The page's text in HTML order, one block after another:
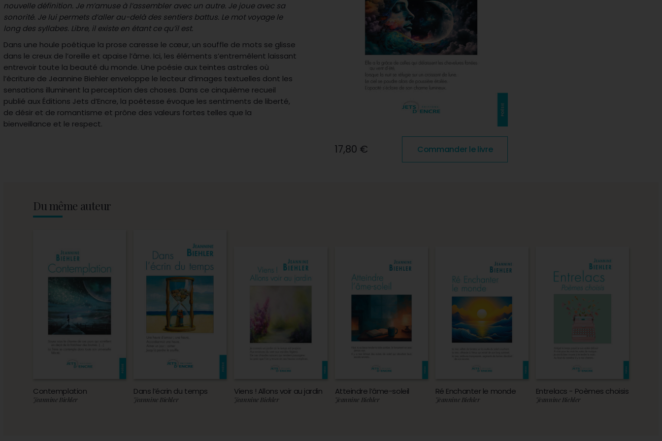
nouvelle définition. Je m’amuse à l’assembler avec un autre. Je joue avec sa
sonorité. Je lui permets d’aller au-delà des sentiers battus. Le mot voyage le
long des syllabes. Libre, il existe en étant ce qu’il est.
Dans une houle poétique la prose caresse le cœur, un souffle de mots se glisse
dans le creux de l’oreille et apaise l’âme. Ici, les éléments s’entremêlent laissant
entrevoir toute la beauté du monde. Une poésie aux teintes astrales où
l’écriture de Jeannine Biehler enveloppe le lecteur d’images textuelles dont les
sensations illuminent la perception des choses. Dans ce cinquième recueil
publié aux Éditions Jets d’Encre, la poétesse évoque les sentiments de liberté,
de désir et de romantisme et prône des valeurs fortes telles que la
bienveillance et le respect.
17,80 € Commander le livre
Du même auteur
Contemplation
Jeannine Biehler
Dans l’écrin du temps
Jeannine Biehler
Viens ! Allons voir au jardin
Jeannine Biehler
Atteindre l’âme-soleil
Jeannine Biehler
Ré Enchanter le monde
Jeannine Biehler
Entrelacs - Poèmes choisis
Jeannine Biehler